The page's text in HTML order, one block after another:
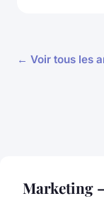
← Voir tous les
Marketing